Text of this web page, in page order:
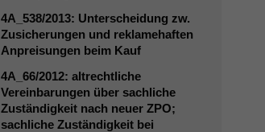
4A_538/2013: Unterscheidung zw.
Zusicherungen und reklamehaften
Anpreisungen beim Kauf
4A_66/2012: altrechtliche
Vereinbarungen über sachliche
Zuständigkeit nach neuer ZPO;
sachliche Zuständigkeit bei